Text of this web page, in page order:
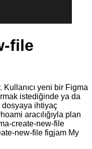
file
yeni bir Figma
istediğinde ya da
dosyaya ihtiyaç
aracılığıyla plan
create-new-file
new-file figjam My